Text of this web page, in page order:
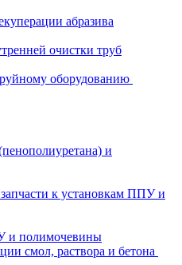
абразива
очистки труб
оборудованию
и
к установкам ППУ и
и полимочевины
смол, раствора и бетона